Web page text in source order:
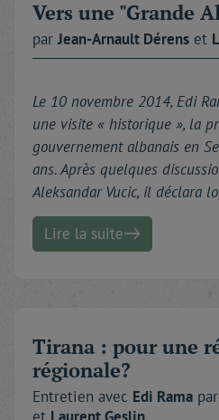
Vers une "Grande
parJean-Arnault Dérens et
Le 10 novembre 2014, Edi
une visite « historique », la
gouvernement albanais en
ans. Après quelques
Aleksandar Vucic, il déclara
Lire la suite
Tirana : pour une
régionale?
Entretien avec Edi Rama
et LaurentGeslin